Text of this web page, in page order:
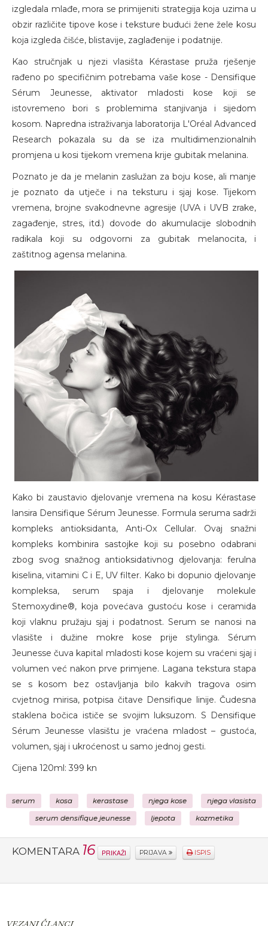
izgledala mlađe, mora se primijeniti strategija koja uzima u
obzir različite tipove kose i teksture budući žene žele kosu
koja izgleda čišće, blistavije, zaglađenije i podatnije.
Kao stručnjak u njezi vlasišta Kérastase pruža rješenje
rađeno po specifičnim potrebama vaše kose - Densifique
Sérum Jeunesse, aktivator mladosti kose koji se
istovremeno bori s problemima stanjivanja i sijedom
kosom. Napredna istraživanja laboratorija L'Oréal Advanced
Research pokazala su da se iza multidimenzionalnih
promjena u kosi tijekom vremena krije gubitak melanina.
Poznato je da je melanin zaslužan za boju kose, ali manje
je poznato da utječe i na teksturu i sjaj kose. Tijekom
vremena, brojne svakodnevne agresije (UVA i UVB zrake,
zagađenje, stres, itd.) dovode do akumulacije slobodnih
radikala koji su odgovorni za gubitak melanocita, i
zaštitnog agensa melanina.
Kako bi zaustavio djelovanje vremena na kosu Kérastase
lansira Densifique Sérum Jeunesse. Formula seruma sadrži
kompleks antioksidanta, Anti-Ox Cellular. Ovaj snažni
kompleks kombinira sastojke koji su posebno odabrani
zbog svog snažnog antioksidativnog djelovanja: ferulna
kiselina, vitamini C i E, UV filter. Kako bi dopunio djelovanje
kompleksa, serum spaja i djelovanje molekule
Stemoxydine®, koja povećava gustoću kose i ceramida
koji vlaknu pružaju sjaj i podatnost. Serum se nanosi na
vlasište i dužine mokre kose prije stylinga. Sérum
Jeunesse čuva kapital mladosti kose kojem su vraćeni sjaj i
volumen već nakon prve primjene. Lagana tekstura stapa
se s kosom bez ostavljanja bilo kakvih tragova osim
cvjetnog mirisa, potpisa čitave Densifique linije. Čudesna
staklena bočica ističe se svojim luksuzom. S Densifique
Sérum Jeunesse vlasištu je vraćena mladost – gustoća,
volumen, sjaj i ukroćenost u samo jednoj gesti.
Cijena 120ml: 399 kn
serum kosa kerastase njega kose njega vlasista
serum densifique jeunesse ljepota kozmetika
KOMENTARA 16 PRIKAŽI PRIJAVA ISPIS